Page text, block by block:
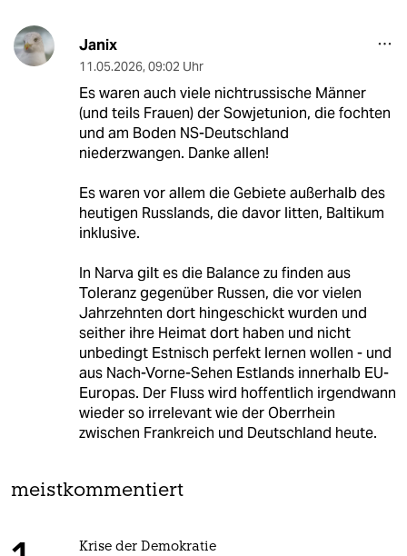
Janix
11.05.2026, 09:02 Uhr
Es waren auch viele nichtrussische Männer
(und teils Frauen) der Sowjetunion, die fochten
und am Boden NS-Deutschland
niederzwangen. Danke allen!
Es waren vor allem die Gebiete außerhalb des
heutigen Russlands, die davor litten, Baltikum
inklusive.
In Narva gilt es die Balance zu finden aus
Toleranz gegenüber Russen, die vor vielen
Jahrzehnten dort hingeschickt wurden und
seither ihre Heimat dort haben und nicht
unbedingt Estnisch perfekt lernen wollen - und
aus Nach-Vorne-Sehen Estlands innerhalb EU-
Europas. Der Fluss wird hoffentlich irgendwann
wieder so irrelevant wie der Oberrhein
zwischen Frankreich und Deutschland heute.
meistkommentiert
Krise der Demokratie